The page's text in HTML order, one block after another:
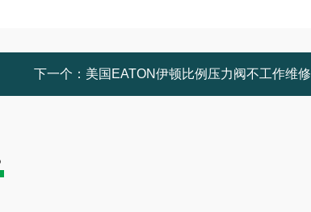
下一个： 美国EATON伊顿比例压力阀不工作维